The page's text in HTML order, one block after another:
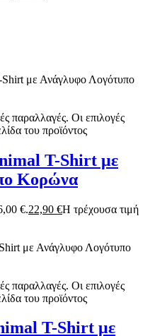
παραλλαγές. Οι επιλογές
του προϊόντος
T-Shirt με
Κορώνα
€.22,90 €Η τρέχουσα τιμή
παραλλαγές. Οι επιλογές
του προϊόντος
T-Shirt με